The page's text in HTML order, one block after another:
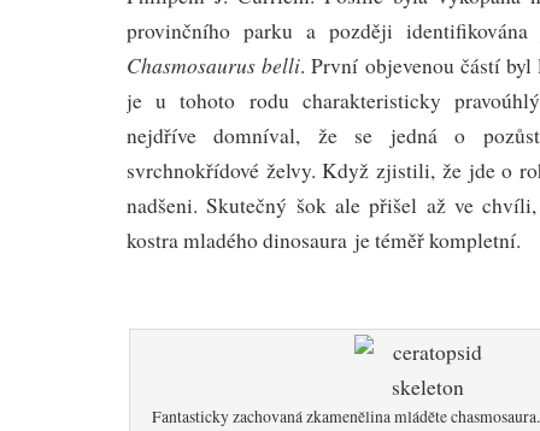
provinčního parku a později identifikována
Chasmosaurus belli. První objevenou částí
je u tohoto rodu charakteristicky
nejdříve domníval, že se jedná o
svrchnokřídové želvy. Když zjistili, že jde o
nadšeni. Skutečný šok ale přišel až ve
kostra mladého dinosaura je téměř kompletní.
Fantasticky zachovaná zkamenělina mláděte